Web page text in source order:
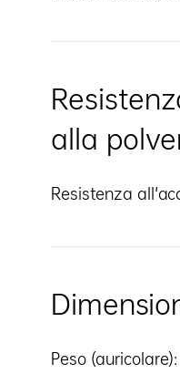
alla
Resistenza
Peso